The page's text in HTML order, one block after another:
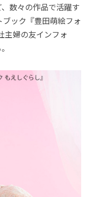
数々の作品で活躍す
ック『豊田萌絵フォ
主婦の友インフォ